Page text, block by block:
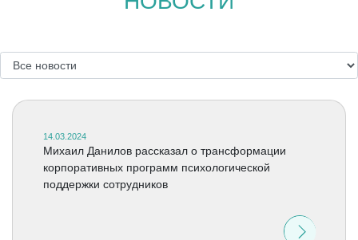
14.03.2024
Михаил Данилов рассказал о трансформации
корпоративных программ психологической
поддержки сотрудников